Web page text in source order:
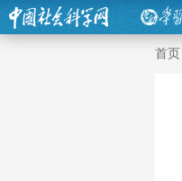
首页